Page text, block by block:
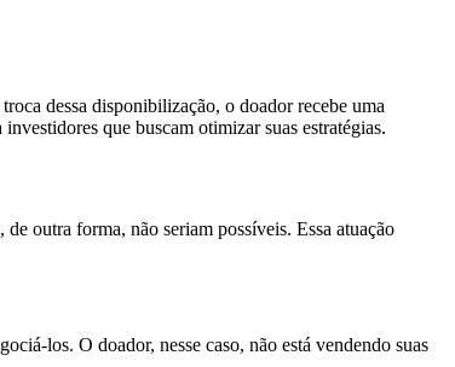
dessa disponibilização, o doador recebe uma
que buscam otimizar suas estratégias.
outra forma, não seriam possíveis. Essa atuação
los. O doador, nesse caso, não está vendendo suas